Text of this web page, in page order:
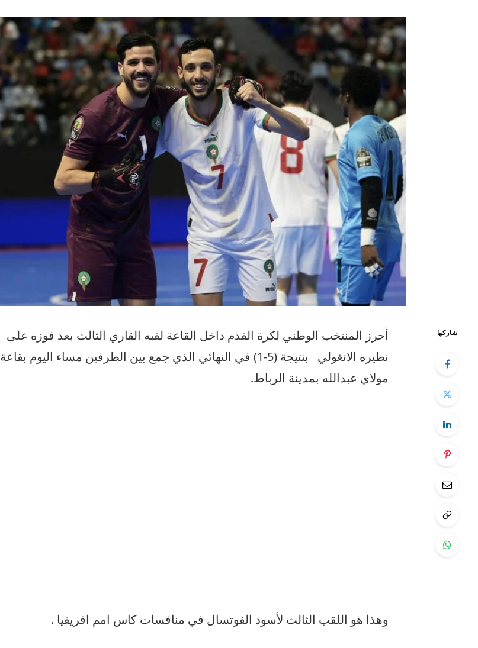
شاركها أحرز المنتخب الوطني لكرة القدم داخل القاعة لقبه القاري الثالث بعد فوزه على
نظيره الانغولي بنتيجة (5-1) في النهائي الذي جمع بين الطرفين مساء اليوم بقاعة
مولاي عبدالله بمدينة الرباط.
وهذا هو اللقب الثالث لأسود الفوتسال في منافسات كاس امم افريقيا .